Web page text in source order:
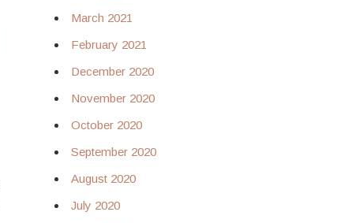
March 2021
February 2021
December 2020
November 2020
October 2020
September 2020
August 2020
July 2020